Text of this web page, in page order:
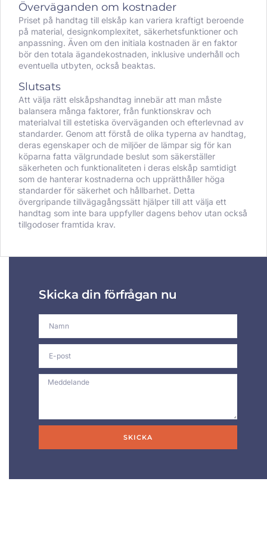
Överväganden om kostnader
Priset på handtag till elskåp kan variera kraftigt beroende
på material, designkomplexitet, säkerhetsfunktioner och
anpassning. Även om den initiala kostnaden är en faktor
bör den totala ägandekostnaden, inklusive underhåll och
eventuella utbyten, också beaktas.
Slutsats
Att välja rätt elskåpshandtag innebär att man måste
balansera många faktorer, från funktionskrav och
materialval till estetiska överväganden och efterlevnad av
standarder. Genom att förstå de olika typerna av handtag,
deras egenskaper och de miljöer de lämpar sig för kan
köparna fatta välgrundade beslut som säkerställer
säkerheten och funktionaliteten i deras elskåp samtidigt
som de hanterar kostnaderna och upprätthåller höga
standarder för säkerhet och hållbarhet. Detta
övergripande tillvägagångssätt hjälper till att välja ett
handtag som inte bara uppfyller dagens behov utan också
tillgodoser framtida krav.
Skicka din förfrågan nu
SKICKA